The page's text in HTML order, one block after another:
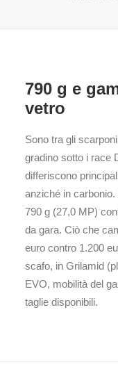
790 g e
vetro
Sono tra gli
gradino sotto i race
differiscono
anziché in
790 g (27,0 MP)
da gara. Ciò che
euro contro 1.200
scafo, in Grilamid
EVO, mobilità del
taglie disponibili.